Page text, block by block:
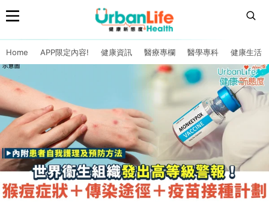
Home APP限定內容! 健康資訊 醫療專欄 醫學專科 健康生活